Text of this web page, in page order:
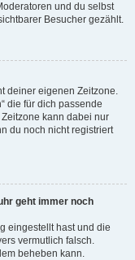
und du selbst
Besucher gezählt.
deiner eigenen Zeitzone.
die für dich passende
kann dabei nur
du noch nicht registriert
geht immer noch
eingestellt hast und die
vermutlich falsch.
beheben kann.